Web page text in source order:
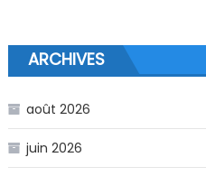
ARCHIVES
août 2026
juin 2026